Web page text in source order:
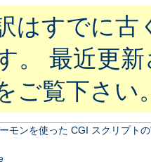
はすでに古
。 最近更
ご覧下さい
モンを使った CGI スクリプト